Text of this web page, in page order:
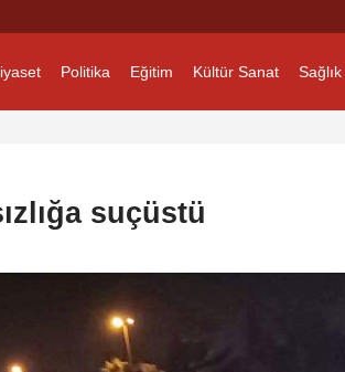
Politika Eğitim Kültür Sanat Sağlık
suçüstü